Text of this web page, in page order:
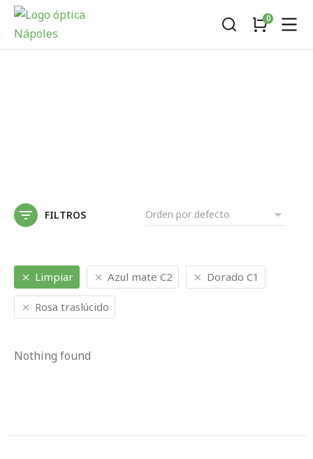
FILTROS
Limpiar Azul mate C2 Dorado C1
Rosa traslúcido
Nothing found